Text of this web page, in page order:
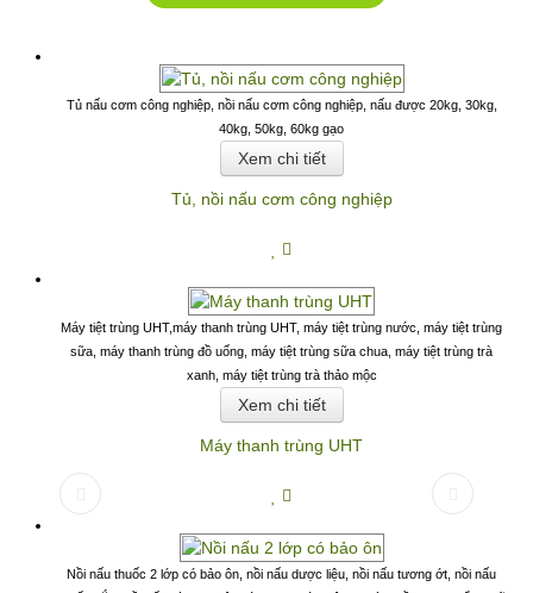
Tủ nấu cơm công nghiệp, nồi nấu cơm công nghiệp, nấu được 20kg, 30kg,
40kg, 50kg, 60kg gạo
Xem chi tiết
Tủ, nồi nấu cơm công nghiệp
Máy tiệt trùng UHT,máy thanh trùng UHT, máy tiệt trùng nước, máy tiệt trùng
sữa, máy thanh trùng đồ uống, máy tiệt trùng sữa chua, máy tiệt trùng trà
xanh, máy tiệt trùng trà thảo mộc
Xem chi tiết
Máy thanh trùng UHT
Nồi nấu thuốc 2 lớp có bảo ôn, nồi nấu dược liệu, nồi nấu tương ớt, nồi nấu